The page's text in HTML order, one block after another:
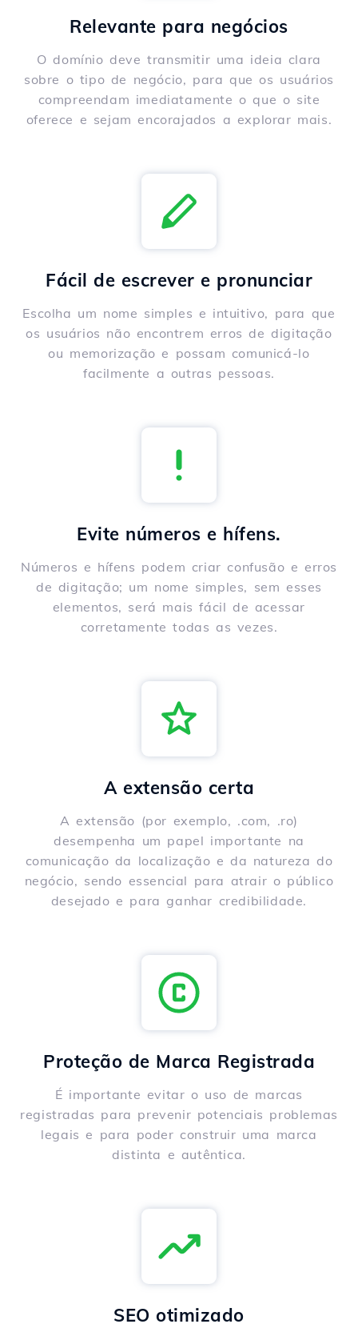
Relevante para negócios
O domínio deve transmitir uma ideia clara
sobre o tipo de negócio, para que os usuários
compreendam imediatamente o que o site
oferece e sejam encorajados a explorar mais.
Fácil de escrever e pronunciar
Escolha um nome simples e intuitivo, para que
os usuários não encontrem erros de digitação
ou memorização e possam comunicá-lo
facilmente a outras pessoas.
Evite números e hífens.
Números e hífens podem criar confusão e erros
de digitação; um nome simples, sem esses
elementos, será mais fácil de acessar
corretamente todas as vezes.
A extensão certa
A extensão (por exemplo, .com, .ro)
desempenha um papel importante na
comunicação da localização e da natureza do
negócio, sendo essencial para atrair o público
desejado e para ganhar credibilidade.
Proteção de Marca Registrada
É importante evitar o uso de marcas
registradas para prevenir potenciais problemas
legais e para poder construir uma marca
distinta e autêntica.
SEO otimizado